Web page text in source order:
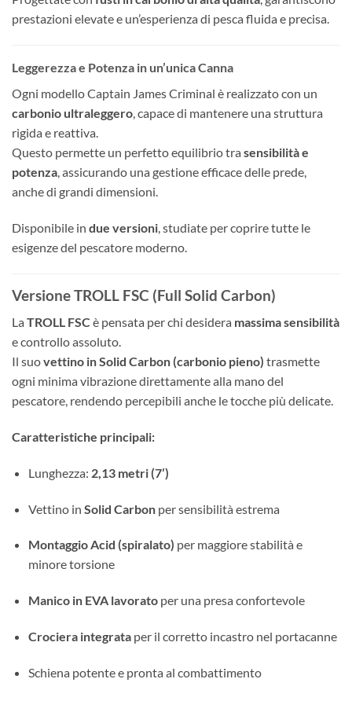
prestazioni elevate e un’esperienza di pesca fluida e precisa.
Leggerezza e Potenza in un’unica Canna
Ogni modello Captain James Criminal è realizzato con un
carbonio ultraleggero, capace di mantenere una struttura
rigida e reattiva.
Questo permette un perfetto equilibrio tra sensibilità e
potenza, assicurando una gestione efficace delle prede,
anche di grandi dimensioni.
Disponibile in due versioni , studiate per coprire tutte le
esigenze del pescatore moderno.
Versione TROLL FSC (Full Solid Carbon)
La TROLL FSC è pensata per chi desidera massima sensibilità
e controllo assoluto.
Il suovettino in Solid Carbon (carbonio pieno) trasmette
ogni minima vibrazione direttamente alla mano del
pescatore, rendendo percepibili anche le tocche più delicate.
Caratteristiche principali:
Lunghezza: 2,13 metri (7’)
Vettino in Solid Carbonper sensibilità estrema
Montaggio Acid (spiralato) per maggiore stabilità e
minore torsione
Manico in EVA lavoratoper una presa confortevole
Crociera integrataper il corretto incastro nel portacanne
Schiena potente e pronta al combattimento